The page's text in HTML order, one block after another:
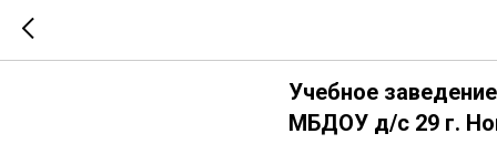
Учебное
МБДОУ д/с 29 г.